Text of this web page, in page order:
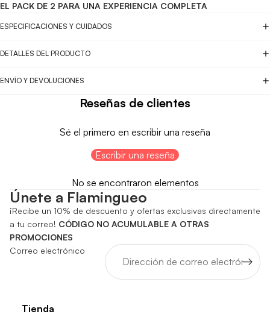
EL PACK DE 2 PARA UNA EXPERIENCIA COMPLETA
ESPECIFICACIONES Y CUIDADOS
DETALLES DEL PRODUCTO
ENVÍO Y DEVOLUCIONES
Reseñas de clientes
Sé el primero en escribir una reseña
Escribir una reseña
No se encontraron elementos
Únete a Flamingueo
¡Recibe un 10% de descuento y ofertas exclusivas directamente
a tu correo! CÓDIGO NO ACUMULABLE A OTRAS
PROMOCIONES
Correo electrónico
Tienda